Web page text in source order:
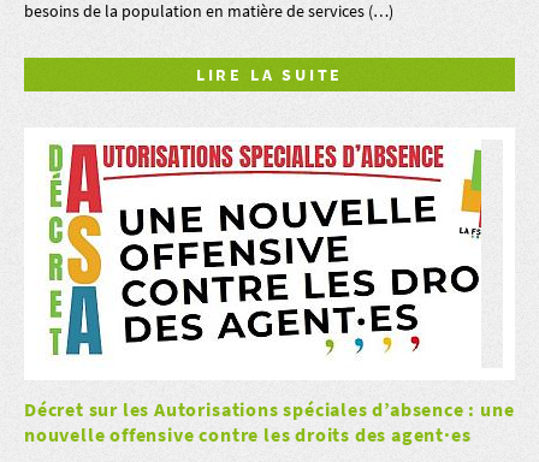
besoins de la population en matière de services (…)
LIRE LA SUITE
Décret sur les Autorisations spéciales d’absence : une
nouvelle offensive contre les droits des agent·es